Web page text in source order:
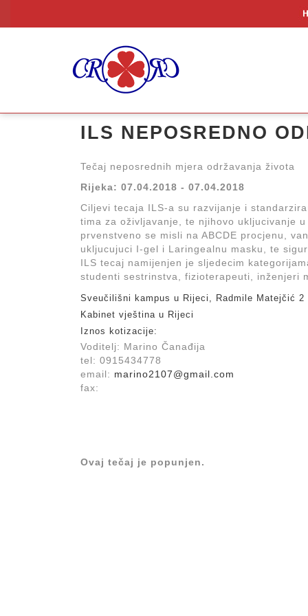
ILS NEPOSREDNO
Tečaj neposrednih mjera održavanja života
Rijeka: 07.04.2018 - 07.04.2018
Ciljevi tecaja ILS-a su razvijanje i
tima za oživljavanje, te njihovo ukljucivanje
prvenstveno se misli na ABCDE procjenu,
ukljucujuci I-gel i Laringealnu masku, te
ILS tecaj namijenjen je sljedecim
studenti sestrinstva, fizioterapeuti, inženjeri
Sveučilišni kampus u Rijeci, Radmile Matejčić 2
Kabinet vještina u Rijeci
Iznos kotizacije:
Voditelj: Marino Čanađija
tel: 0915434778
email: marino2107@gmail.com
fax:
Ovaj tečaj je popunjen.